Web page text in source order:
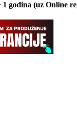
godina (uz Online